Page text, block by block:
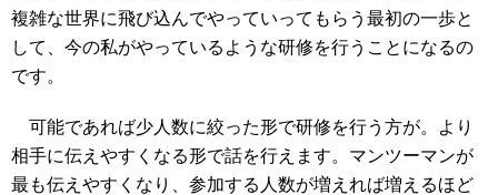
複雑な世界に飛び込んでやっていってもらう最初の一歩と
して、今の私がやっているような研修を行うことになるの
です。
可能であれば少人数に絞った形で研修を行う方が。より
相手に伝えやすくなる形で話を行えます。マンツーマンが
最も伝えやすくなり、参加する人数が増えれば増えるほど